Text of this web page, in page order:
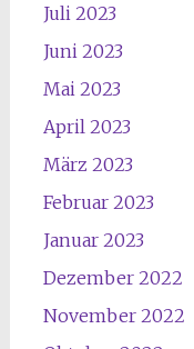
Juli 2023
Juni 2023
Mai 2023
April 2023
März 2023
Februar 2023
Januar 2023
Dezember 2022
November 2022